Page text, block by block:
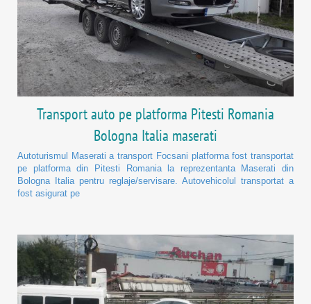
Transport auto pe platforma Pitesti Romania
Bologna Italia maserati
Autoturismul Maserati a transport Focsani platforma fost transportat
pe platforma din Pitesti Romania la reprezentanta Maserati din
Bologna Italia pentru reglaje/servisare. Autovehicolul transportat a
fost asigurat pe